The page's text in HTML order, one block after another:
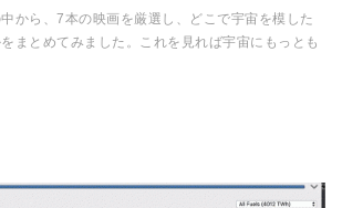
から、7本の映画を厳選し、どこで宇宙を模した
まとめてみました。これを見れば宇宙にもっとも